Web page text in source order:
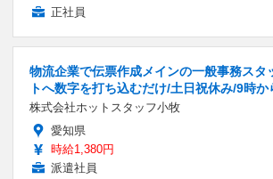
正社員
物流企業で伝票作成メインの一般事務スタ
トへ数字を打ち込むだけ/土日祝休み/9時か
株式会社ホットスタッフ小牧
愛知県
時給1,380円
派遣社員